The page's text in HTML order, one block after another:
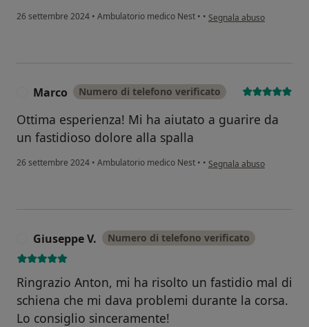
26 settembre 2024 • Ambulatorio medico Nest • • secondo l'opinione
Segnala abuso
Marco Numero di telefono verificato
Ottima esperienza! Mi ha aiutato a guarire da
un fastidioso dolore alla spalla
26 settembre 2024 • Ambulatorio medico Nest • • secondo l'opinione
Segnala abuso
Giuseppe V. Numero di telefono verificato
Ringrazio Anton, mi ha risolto un fastidio mal di
schiena che mi dava problemi durante la corsa.
Lo consiglio sinceramente!